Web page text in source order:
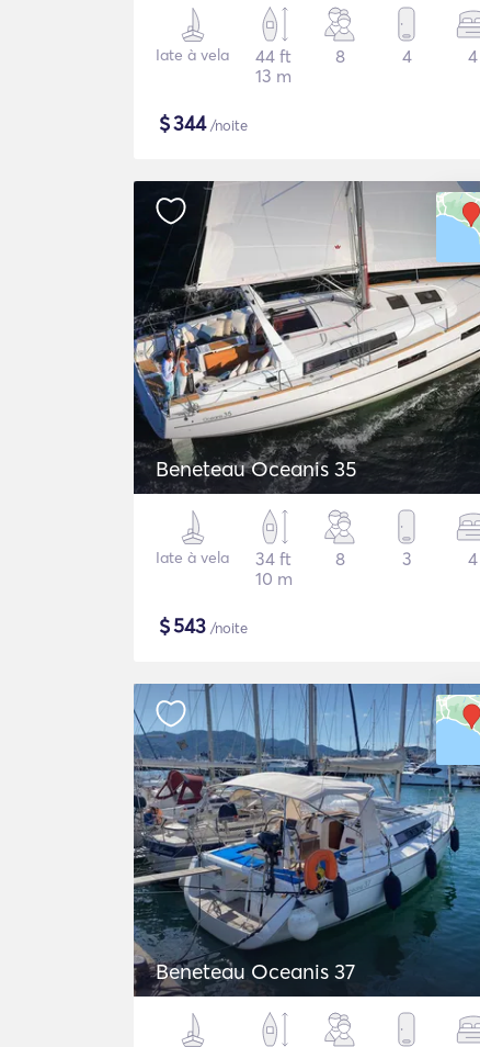
Iate à vela
44 ft
13 m
8 4 4
$344/noite
Beneteau Oceanis 35
Iate à vela
34 ft
10 m
8 3 4
$543 /noite
Beneteau Oceanis 37